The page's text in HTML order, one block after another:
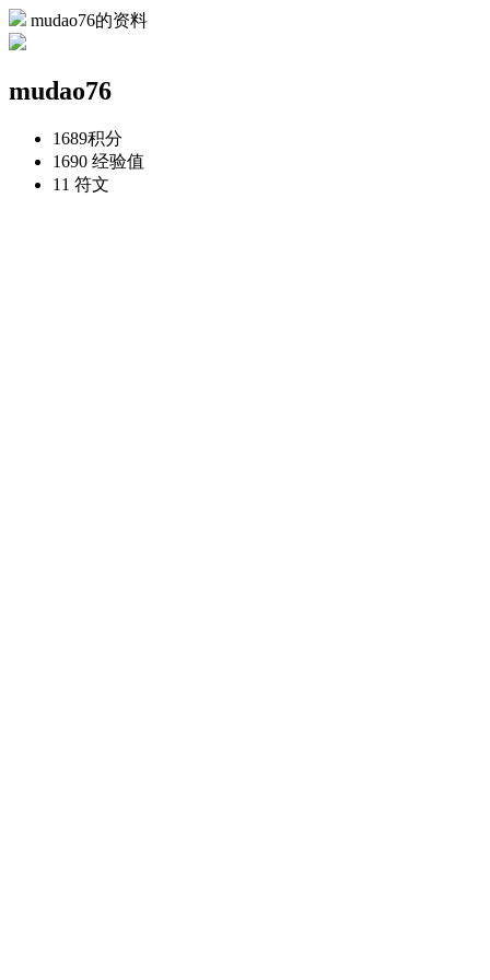
mudao76的资料
mudao76
1689积分
1690 经验值
11 符文